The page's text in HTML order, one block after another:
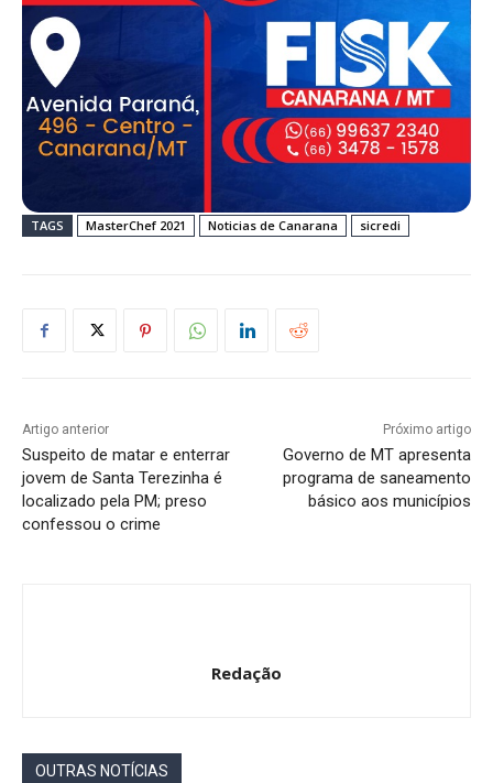
TAGS MasterChef 2021 Noticias de Canarana sicredi
Artigo anterior
Suspeito de matar e enterrar
jovem de Santa Terezinha é
localizado pela PM; preso
confessou o crime
Próximo artigo
Governo de MT apresenta
programa de saneamento
básico aos municípios
Redação
OUTRAS NOTÍCIAS